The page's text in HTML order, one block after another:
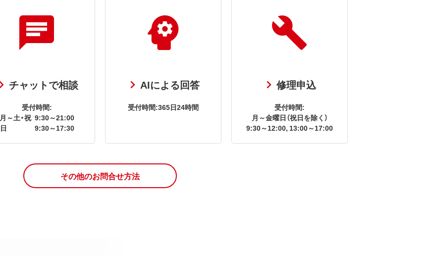
チャットで相談
受付時間:
月～土・祝 9:30～21:00
日
9:30～17:30
AIによる回答
受付時間:365日24時間
修理申込
受付時間:
月～金曜日（祝日を除く）
9:30～12:00, 13:00～17:00
その他のお問合せ方法